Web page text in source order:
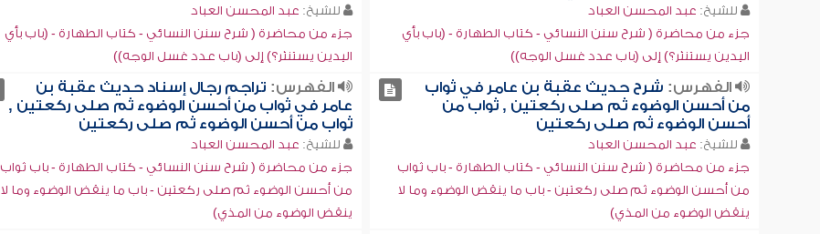
للشيخ: عبد المحسن العباد
جزء من محاضرة ( شرح سنن النسائي - كتاب الطهارة - (باب بأي
اليدين يستنثر؟) إلى (باب عدد غسل الوجه))
للشيخ: عبد المحسن العباد
جزء من محاضرة ( شرح سنن النسائي - كتاب الطهارة - (باب بأي
اليدين يستنثر؟) إلى (باب عدد غسل الوجه))
الفهرس: شرح حديث عقبة بن عامر في ثواب
من أحسن الوضوء ثم صلى ركعتين , ثواب من
أحسن الوضوء ثم صلى ركعتين
للشيخ: عبد المحسن العباد
جزء من محاضرة ( شرح سنن النسائي - كتاب الطهارة - باب ثواب
من أحسن الوضوء ثم صلى ركعتين - باب ما ينقض الوضوء وما لا
ينقض الوضوء من المذي)
الفهرس: تراجم رجال إسناد حديث عقبة بن
عامر في ثواب من أحسن الوضوء ثم صلى ركعتين ,
ثواب من أحسن الوضوء ثم صلى ركعتين
للشيخ: عبد المحسن العباد
جزء من محاضرة ( شرح سنن النسائي - كتاب الطهارة - باب ثواب
من أحسن الوضوء ثم صلى ركعتين - باب ما ينقض الوضوء وما لا
ينقض الوضوء من المذي)